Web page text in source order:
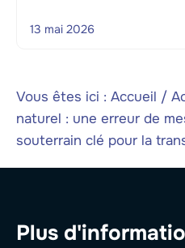
13 mai 2026
Vous êtes ici : Accueil /
naturel : une erreur de
souterrain clé pour la
Plus